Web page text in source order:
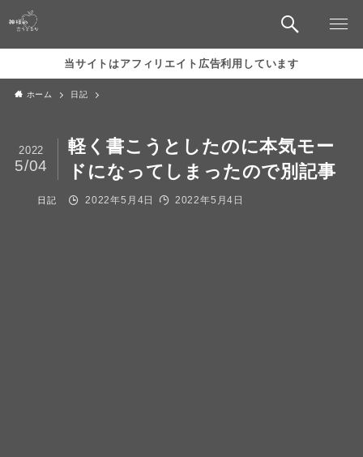
当サイトはアフィリエイト広告利用しています
ホーム 日記
軽く書こうとしたのに本気モー
ドになってしまったので別記事
2022
5/04
日記 2022年5月4日 2022年5月4日